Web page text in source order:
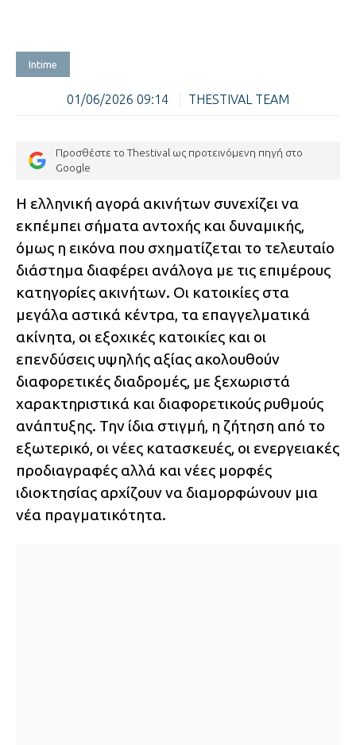
Intime
01/06/2026 09:14 THESTIVAL TEAM
Προσθέστε το Thestival ως προτεινόμενη πηγή στο
Google
Η ελληνική αγορά ακινήτων συνεχίζει να
εκπέμπει σήματα αντοχής και δυναμικής,
όμως η εικόνα που σχηματίζεται το τελευταίο
διάστημα διαφέρει ανάλογα με τις επιμέρους
κατηγορίες ακινήτων. Οι κατοικίες στα
μεγάλα αστικά κέντρα, τα επαγγελματικά
ακίνητα, οι εξοχικές κατοικίες και οι
επενδύσεις υψηλής αξίας ακολουθούν
διαφορετικές διαδρομές, με ξεχωριστά
χαρακτηριστικά και διαφορετικούς ρυθμούς
ανάπτυξης. Την ίδια στιγμή, η ζήτηση από το
εξωτερικό, οι νέες κατασκευές, οι ενεργειακές
προδιαγραφές αλλά και νέες μορφές
ιδιοκτησίας αρχίζουν να διαμορφώνουν μια
νέα πραγματικότητα.